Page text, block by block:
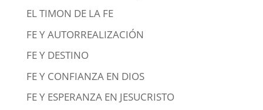
EL TIMON DE LA FE
FE Y AUTORREALIZACIÓN
FE Y DESTINO
FE Y CONFIANZA EN DIOS
FE Y ESPERANZA EN JESUCRISTO